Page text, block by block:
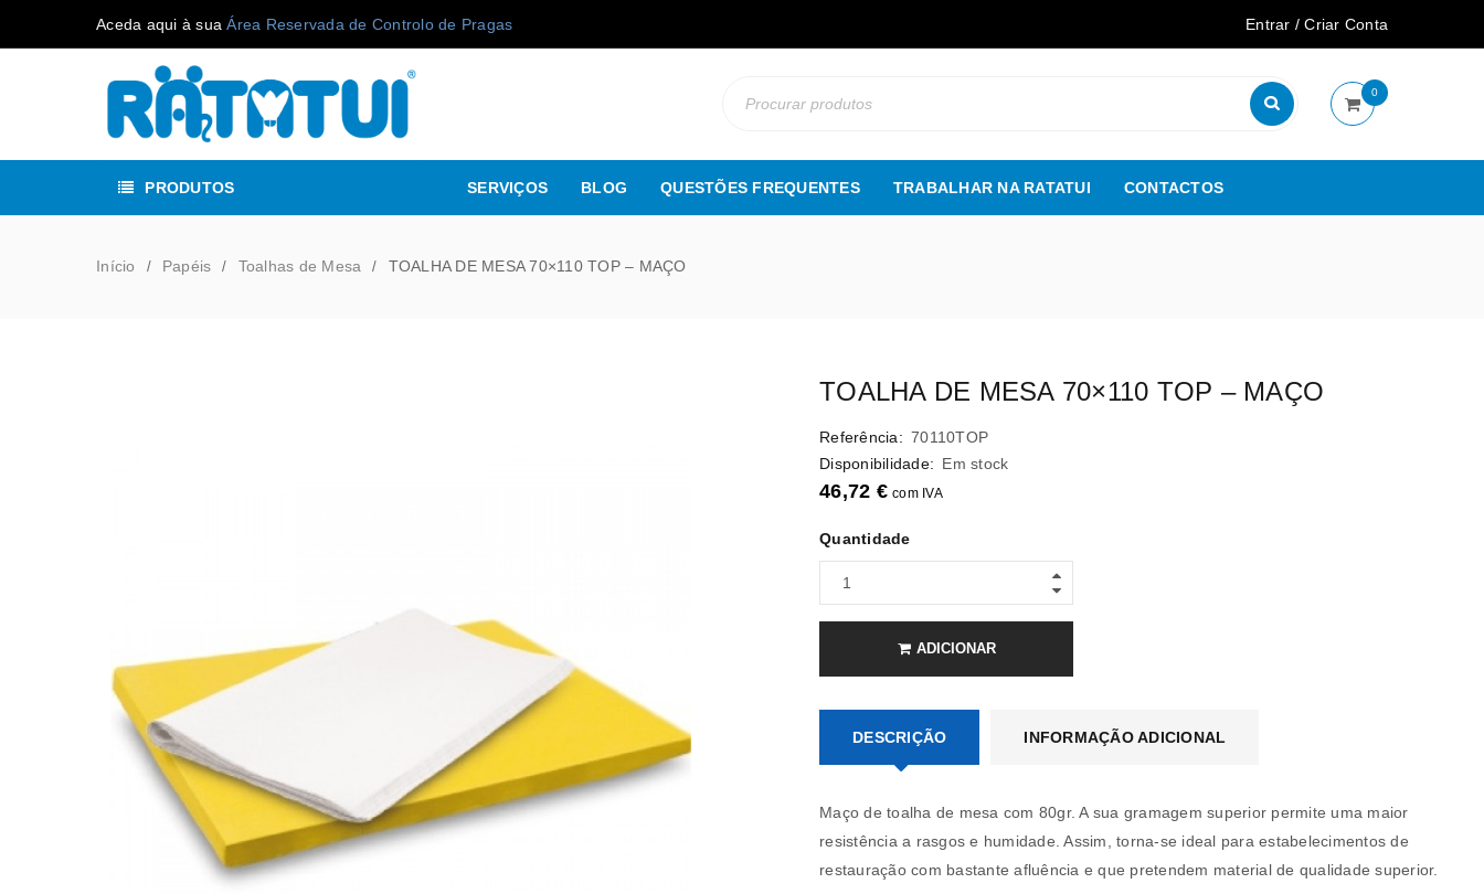
Aceda aqui à suaÁrea Reservada de Controlo de Pragas Entrar /Criar Conta
0
PRODUTOS SERVIÇOS BLOG QUESTÕES FREQUENTES TRABALHAR NA RATATUI CONTACTOS
Início / Papéis / Toalhas de Mesa / TOALHA DE MESA 70×110 TOP – MAÇO
TOALHA DE MESA 70×110 TOP – MAÇO
Referência: 70110TOP
Disponibilidade: Em stock
46,72 € com IVA
Quantidade
ADICIONAR
DESCRIÇÃO INFORMAÇÃO ADICIONAL
Maço de toalha de mesa com 80gr. A sua gramagem superior permite uma maior
resistência a rasgos e humidade. Assim, torna-se ideal para estabelecimentos de
restauração com bastante afluência e que pretendem material de qualidade superior.